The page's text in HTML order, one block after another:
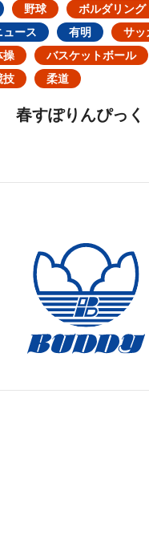
野球
ボルダリング
ュース
有明
サッ
操
バスケットボール
技
柔道
すぽりんぴっく